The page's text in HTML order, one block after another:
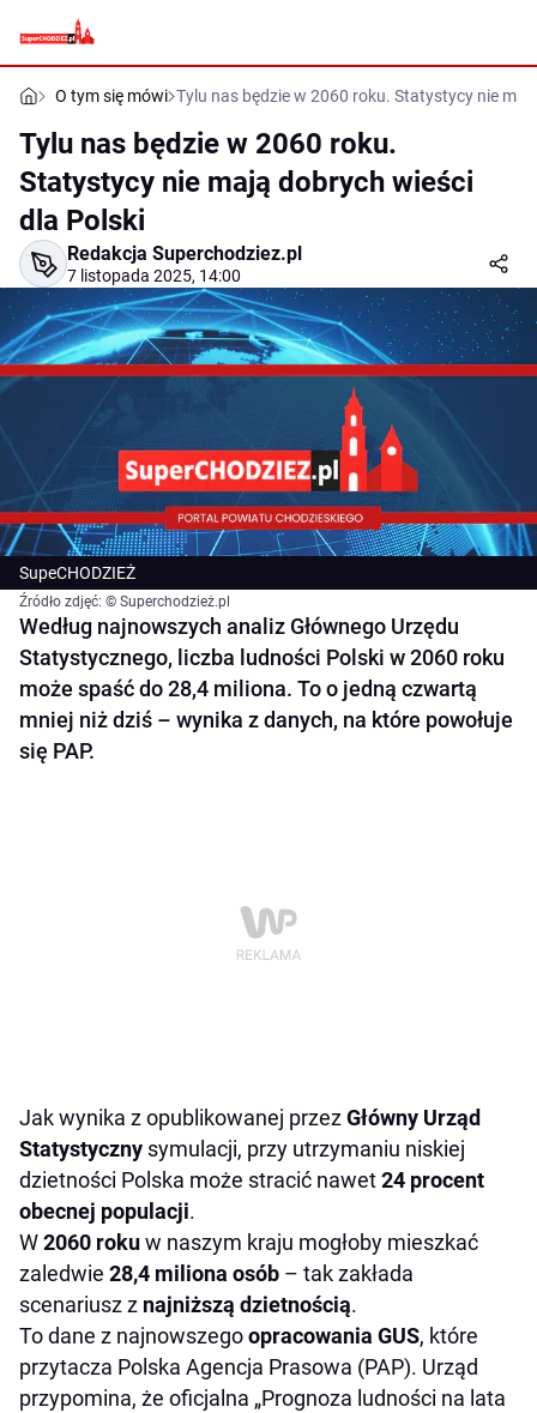
O tym się mówi Tylu nas będzie w 2060 roku. Statystycy nie
Tylu nas będzie w 2060 roku.
Statystycy nie mają dobrych wieści
dla Polski
Redakcja Superchodziez.pl
7 listopada 2025, 14:00
SupeCHODZIEŻ
Źródło zdjęć: © Superchodzież.pl
Według najnowszych analiz Głównego Urzędu
Statystycznego, liczba ludności Polski w 2060 roku
może spaść do 28,4 miliona. To o jedną czwartą
mniej niż dziś – wynika z danych, na które powołuje
się PAP.
Jak wynika z opublikowanej przezGłówny Urząd
Statystyczny symulacji, przy utrzymaniu niskiej
dzietności Polska może stracić nawet24 procent
obecnej populacji.
W2060 rokuw naszym kraju mogłoby mieszkać
zaledwie 28,4 miliona osób – tak zakłada
scenariusz z najniższą dzietnością.
To dane z najnowszegoopracowania GUS, które
przytacza Polska Agencja Prasowa (PAP). Urząd
przypomina, że oficjalna „Prognoza ludności na lata